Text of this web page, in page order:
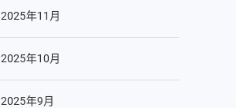
2025年11月
2025年10月
2025年9月